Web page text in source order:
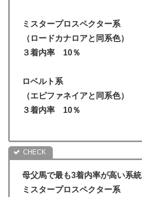
ミスタープロスペクター系
（ロードカナロアと同系色）
３着内率 10％
ロベルト系
（エピファネイアと同系色）
３着内率 10％
母父馬で最も3着内率が高い系統
ミスタープロスペクター系